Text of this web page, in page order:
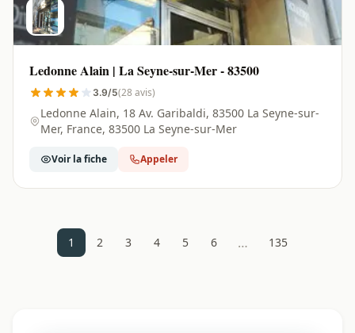
Ledonne Alain | La Seyne-sur-Mer - 83500
3.9/5(28 avis)
Ledonne Alain, 18 Av. Garibaldi, 83500 La Seyne-sur-
Mer, France, 83500 La Seyne-sur-Mer
Voir la fiche Appeler
1 2 3 4 5 6 … 135